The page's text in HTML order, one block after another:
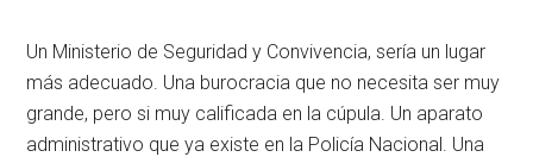
Un Ministerio de Seguridad y Convivencia, sería un lugar
más adecuado. Una burocracia que no necesita ser muy
grande, pero si muy calificada en la cúpula. Un aparato
administrativo que ya existe en la Policía Nacional. Una